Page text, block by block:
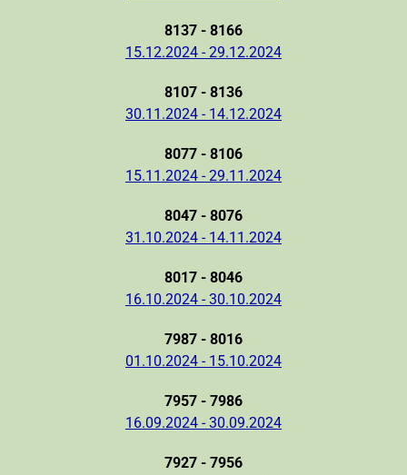
8137 - 8166
15.12.2024 - 29.12.2024
8107 - 8136
30.11.2024 - 14.12.2024
8077 - 8106
15.11.2024 - 29.11.2024
8047 - 8076
31.10.2024 - 14.11.2024
8017 - 8046
16.10.2024 - 30.10.2024
7987 - 8016
01.10.2024 - 15.10.2024
7957 - 7986
16.09.2024 - 30.09.2024
7927 - 7956